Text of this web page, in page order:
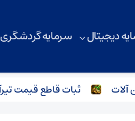
دیجیتال سرمایه گردشگری
ثبات قاطع قیمت تیرآهن